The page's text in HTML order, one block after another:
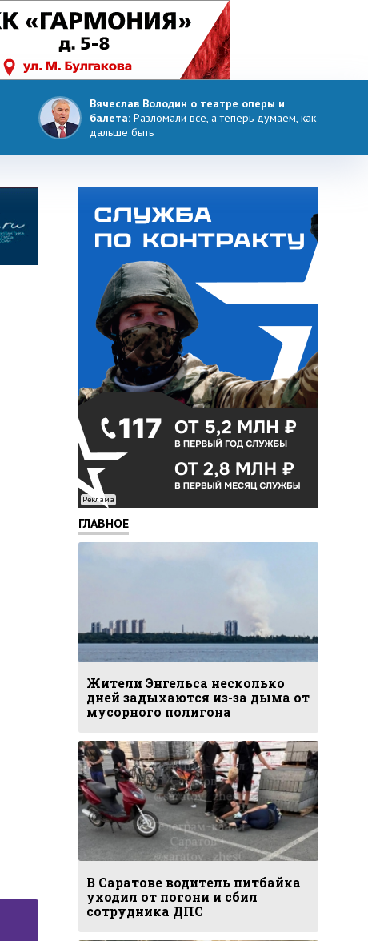
Вячеслав Володин о театре оперы и
балета: Разломали все, а теперь думаем, как
дальше быть
Реклама
ГЛАВНОЕ
Жители Энгельса несколько
дней задыхаются из-за дыма от
мусорного полигона
В Саратове водитель питбайка
уходил от погони и сбил
сотрудника ДПС